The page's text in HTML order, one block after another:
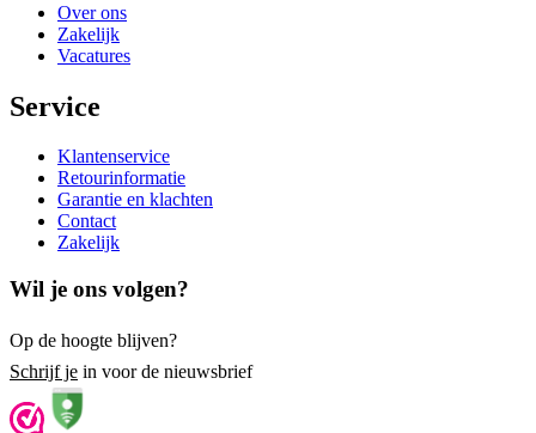
Over ons
Zakelijk
Vacatures
Service
Klantenservice
Retourinformatie
Garantie en klachten
Contact
Zakelijk
Wil je ons volgen?
Op de hoogte blijven?
Schrijf je in voor de nieuwsbrief